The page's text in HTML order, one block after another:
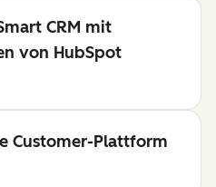
CRM mit
von HubSpot
Customer-Plattform